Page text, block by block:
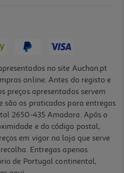
no site Auchan.pt
online. Antes do registo e
preços apresentados servem
são os praticados para entregas
2650-435 Amadora. Após o
e do código postal,
em vigor na loja que serve
Entregas apenas
de Portugal continental,